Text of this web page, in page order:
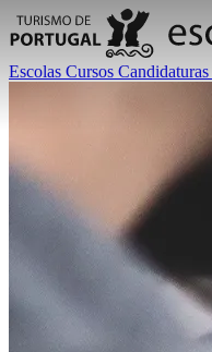
Escolas Cursos Candidaturas